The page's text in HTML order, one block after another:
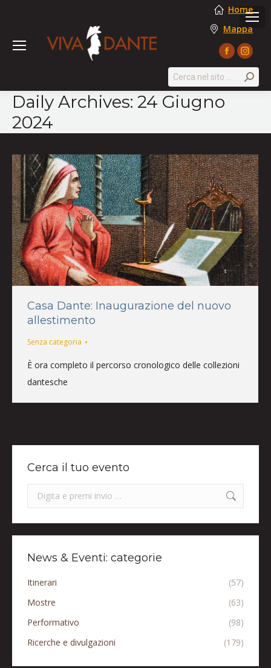
Home
Mappa
Facebook
opens
window
page
opens
Search:
Daily Archives: 24 Giugno
2024
Casa Dante: Inaugurazione del nuovo
allestimento
Senza categoria
È ora completo il percorso cronologico delle collezioni
dantesche
Cerca il tuo evento
Search:
News & Eventi: categorie
Itinerari
(57)
Mostre
(63)
Performativo
(98)
Ricerche e divulgazioni
(179)